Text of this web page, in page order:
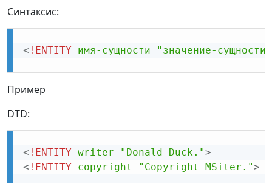
Синтаксис:
< !ENTITY имя-сущности "значение-сущности"
Пример
DTD:
< !ENTITY writer "Donald Duck.">
< !ENTITY copyright "Copyright MSiter.">